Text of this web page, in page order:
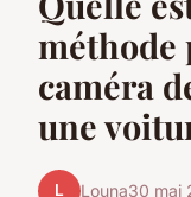
méthode
caméra
une
L Louna30 mai